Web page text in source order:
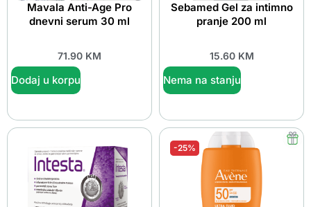
Mavala Anti-Age Pro
dnevni serum 30 ml
71.90 KM
Dodaj u korpu
Sebamed Gel za intimno
pranje 200 ml
15.60 KM
Nema na stanju
-25%